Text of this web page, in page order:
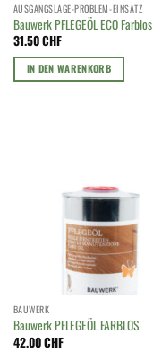
AUSGANGSLAGE-PROBLEM-EINSATZ
Bauwerk PFLEGEÖL ECO Farblos
31.50CHF
IN DEN WARENKORB
BAUWERK
Bauwerk PFLEGEÖL FARBLOS
42.00CHF